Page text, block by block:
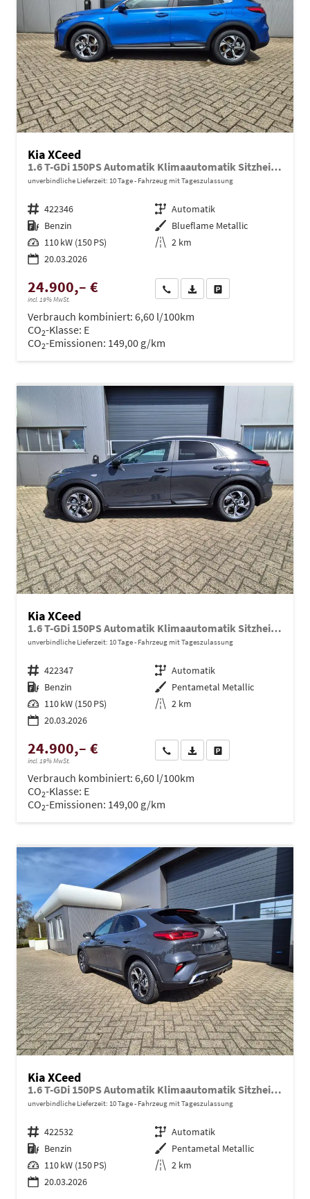
Kia XCeed
1.6 T-GDi 150PS Automatik Klimaautomatik Sitzheizung Lenkradheizung Navi PDC Rückf.Kamera abged.Scheiben Apple CarPlay Android Auto
unverbindliche Lieferzeit: 10 Tage Fahrzeug mit Tageszulassung
Fahrzeugnr. 422346 Getriebe Automatik
Kraftstoff Benzin Außenfarbe Blueflame Metallic
Leistung 110 kW (150 PS) Kilometerstand 2 km
20.03.2026
24.900,– €
incl. 19% MwSt.
Wir rufen Sie anPDF-Datei, Fahrzeugexposé
Verbrauch kombiniert: 6,60 l/100km
CO2-Klasse: E
CO2-Emissionen: 149,00 g/km
Kia XCeed
1.6 T-GDi 150PS Automatik Klimaautomatik Sitzheizung Lenkradheizung Navi PDC Rückf.Kamera abged.Scheiben Apple CarPlay Android Auto
unverbindliche Lieferzeit: 10 Tage Fahrzeug mit Tageszulassung
Fahrzeugnr. 422347 Getriebe Automatik
Kraftstoff Benzin Außenfarbe Pentametal Metallic
Leistung 110 kW (150 PS) Kilometerstand 2 km
20.03.2026
24.900,– €
incl. 19% MwSt.
Wir rufen Sie anPDF-Datei, Fahrzeugexposé
Verbrauch kombiniert: 6,60 l/100km
CO2-Klasse: E
CO2-Emissionen: 149,00 g/km
Kia XCeed
1.6 T-GDi 150PS Automatik Klimaautomatik Sitzheizung Lenkradheizung Navi PDC Rückf.Kamera abged.Scheiben Apple CarPlay Android Auto
unverbindliche Lieferzeit: 10 Tage Fahrzeug mit Tageszulassung
Fahrzeugnr. 422532 Getriebe Automatik
Kraftstoff Benzin Außenfarbe Pentametal Metallic
Leistung 110 kW (150 PS) Kilometerstand 2 km
20.03.2026